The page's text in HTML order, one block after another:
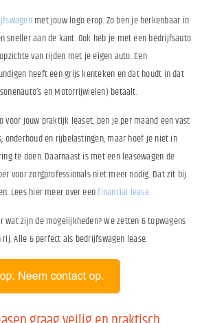
met jouw logo erop. Zo ben je herkenbaar in
sneller aan de kant. Ook heb je met een bedrijfsauto
van rijden met je eigen auto. Een
heeft een grijs kenteken en dat houdt in dat
en Motorrijwielen) betaalt.
voor jouw praktijk leaset, ben je per maand een vast
onderhoud en rijbelastingen, maar hoef je niet in
te doen. Daarnaast is met een leasewagen de
voor zorgprofessionals niet meer nodig. Dat zit bij
Lees hier meer over eenfinancial lease.
wat zijn de mogelijkheden? We zetten 6 topwagens
Alle 6 perfect als bedrijfswagen lease.